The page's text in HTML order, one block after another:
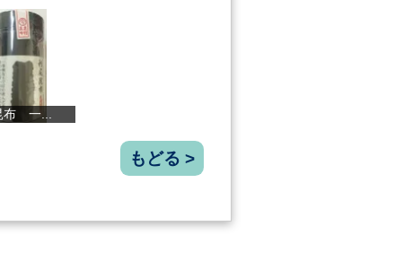
四万十 たま...
もどる >